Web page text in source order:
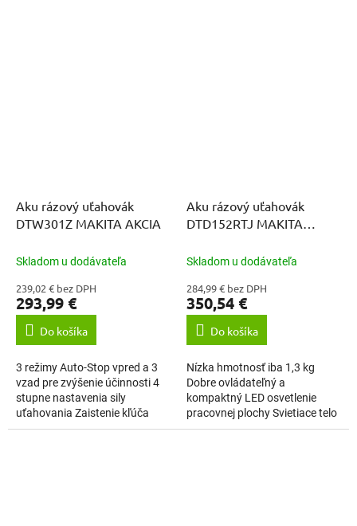
Aku rázový uťahovák
DTW301Z MAKITA AKCIA
Skladom u dodávateľa
239,02 € bez DPH
293,99 €
Do košíka
3 režimy Auto-Stop vpred a 3
vzad pre zvýšenie účinnosti 4
stupne nastavenia sily
uťahovania Zaistenie kľúča
pomocou istiaceho kolíka
Aku rázový uťahovák
DTD152RTJ MAKITA
Skladom u dodávateľa
284,99 € bez DPH
350,54 €
Do košíka
Nízka hmotnosť iba 1,3 kg
Dobre ovládateľný a
kompaktný LED osvetlenie
pracovnej plochy Svietiace telo
stroja v tme Kompaktný a